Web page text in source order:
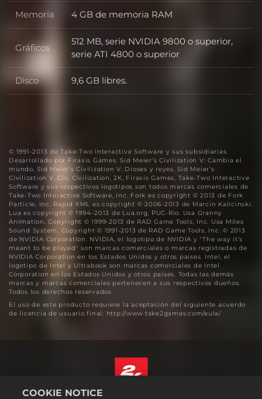
Memoria Memoria
4 GB de memoria RAM
Gráficos Gráficos
512 MB, serie NVIDIA 9800 o superior,
serie ATI 4800 o superior
Disco Disco
9,6 GB libres.
© 1991-2013 de Take-Two Interactive Software y sus subsidiarias.
Desarrollado por Firaxis Games. Sid Meier’s Civilization V: Cambia el
mundo, Sid Meier's Civilization V: Dioses y reyes, Sid Meier’s
Civilization V, Civ, Civilization, 2K, Firaxis Games, Take-Two Interactive
Software y sus respectivos logotipos son todos marcas comerciales de
Take-Two Interactive Software, Inc. Fork es copyright © 2013 de Fork
Particle, Inc. Rapid XML es copyright © 2006-2013 de Marcin Kalicinski.
Lua es copyright © 1994–2013 de Lua.org, PUC-Rio. Usa Granny
Animation. Copyright © 1999-2013 de RAD Game Tools, Inc. Usa Miles
Sound System. Copyright © 1991-2013 de RAD Game Tools, Inc. © 2013
de NVIDIA Corporation. NVIDIA, el logotipo de NVIDIA y "The way it’s
meant to be played" son marcas comerciales o marcas registradas de
NVIDIA Corporation en los Estados Unidos y otros países. Intel, el
logotipo de Intel y Ultrabook son marcas comerciales de Intel
Corporation en los Estados Unidos y otros países. Todas las demás
marcas y marcas comerciales pertenecen a sus respectivos dueños.
Todos los derechos reservados.
El uso de este producto requiere la aceptación del siguiente acuerdo
de licencia de usuario final: http://www.take2games.com/eula/
COOKIE NOTICE